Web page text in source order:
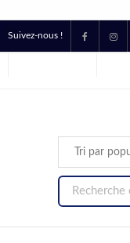
Suivez-nous !
Production